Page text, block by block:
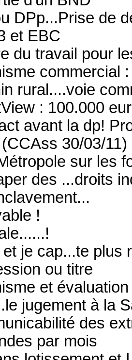
DPp...Prise de
et EBC
du travail pour
commercial
rural....voie
: 100.000
avant la dp!
30/03/11)
sur les
des ...droits
!
je cap...te plus
ou titre
et
jugement à la
des
par mois